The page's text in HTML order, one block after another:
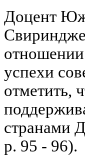
Доцент
успехи
отметить,
странами
p. 95 - 96).